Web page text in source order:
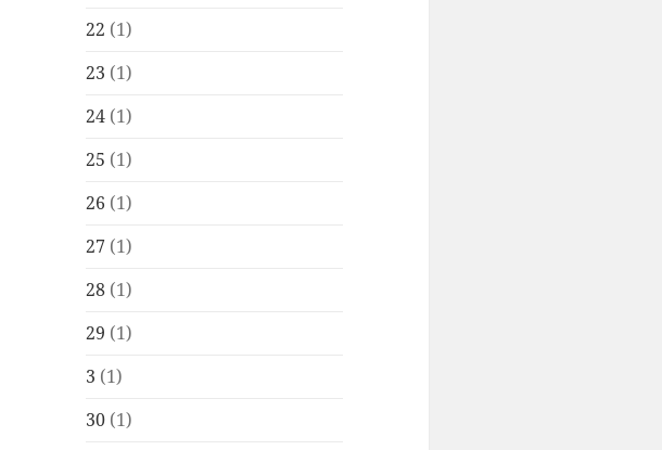
22 (1)
23 (1)
24 (1)
25 (1)
26 (1)
27 (1)
28 (1)
29 (1)
3 (1)
30 (1)